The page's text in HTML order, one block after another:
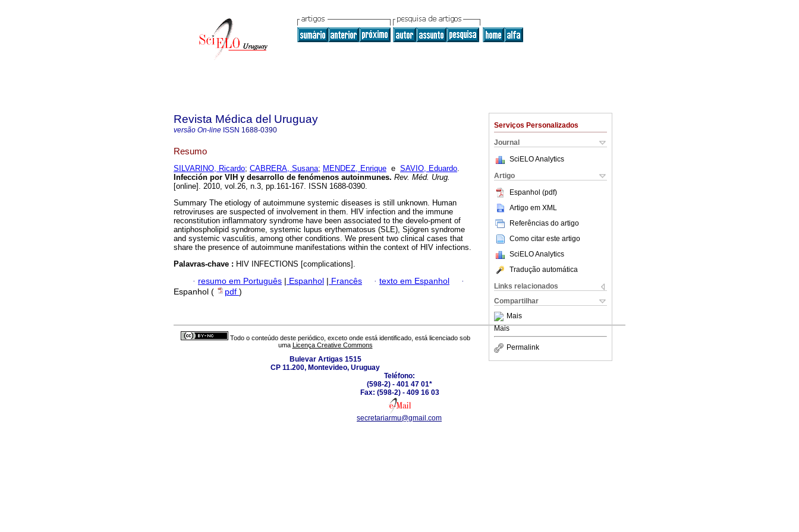
Serviços Personalizados
Journal
SciELO Analytics
Artigo
Espanhol (pdf)
Artigo em XML
Referências do artigo
Como citar este artigo
SciELO Analytics
Tradução automática
Links relacionados
Compartilhar
Mais
Mais
Permalink
Revista Médica del Uruguay
versão On-line ISSN 1688-0390
Resumo
SILVARINO, Ricardo; CABRERA, Susana; MENDEZ, Enrique e SAVIO, Eduardo.
Infección por VIH y desarrollo de fenómenos autoinmunes. Rev. Méd. Urug.
[online]. 2010, vol.26, n.3, pp.161-167. ISSN 1688-0390.
Summary The etiology of autoimmune systemic diseases is still unknown. Human
retroviruses are suspected of involvement in them. HIV infection and the immune
reconstitution inflammatory syndrome have been associated to the develo-pment of
antiphospholipid syndrome, systemic lupus erythematosus (SLE), Sjögren syndrome
and systemic vasculitis, among other conditions. We present two clinical cases that
share the presence of autoimmune manifestations within the context of HIV infections.
Palavras-chave : HIV INFECTIONS [complications].
· resumo em Português | Espanhol | Francês · texto em Espanhol
·
Espanhol (
pdf )
Todo o conteúdo deste periódico, exceto onde está identificado, está licenciado sob
uma Licença Creative Commons
Bulevar Artigas 1515
CP 11.200, Montevideo, Uruguay
Teléfono:
(598-2) - 401 47 01*
Fax: (598-2) - 409 16 03
secretariarmu@gmail.com